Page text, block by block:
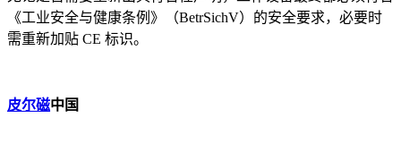
《工业安全与健康条例》（BetrSichV）的安全要求，必要时
需重新加贴 CE 标识。
皮尔磁中国